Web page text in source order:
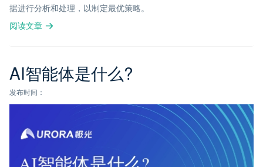
据进行分析和处理，以制定最优策略。
阅读文章
AI智能体是什么?
发布时间：